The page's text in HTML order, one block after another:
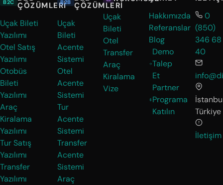
B2C ÇÖZÜMLERI
Uçak Bileti
Yazılımı
Otel Satış
Yazılımı
Otobüs
Bileti
Yazılımı
Araç
Kiralama
Yazılımı
Tur Satış
Yazılımı
Transfer
Yazılımı
B2B ÇÖZÜMLERI
Uçak
Bileti
Acente
Sistemi
Otel
Acente
Sistemi
Tur
Acente
Sistemi
Transfer
Acente
Sistemi
Araç
Uçak
Bileti
Otel
Transfer
Araç
Kiralama
Vize
Hakkımızda
Referanslar
Blog
Demo
Talep
Et
Partner
Programa
Katılın
0
(850)
346 68
40
Türkiye
İletişim